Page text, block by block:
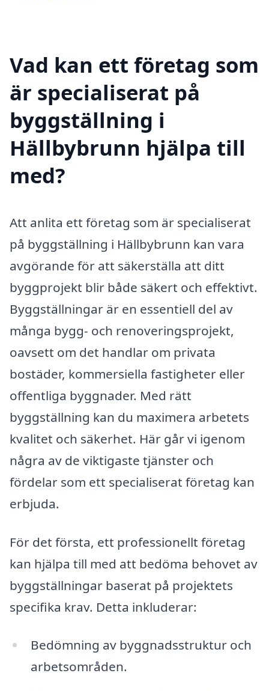
Vad kan ett företag som
är specialiserat på
byggställning i
Hällbybrunn hjälpa till
med?
Att anlita ett företag som är specialiserat
på byggställning i Hällbybrunn kan vara
avgörande för att säkerställa att ditt
byggprojekt blir både säkert och effektivt.
Byggställningar är en essentiell del av
många bygg- och renoveringsprojekt,
oavsett om det handlar om privata
bostäder, kommersiella fastigheter eller
offentliga byggnader. Med rätt
byggställning kan du maximera arbetets
kvalitet och säkerhet. Här går vi igenom
några av de viktigaste tjänster och
fördelar som ett specialiserat företag kan
erbjuda.
För det första, ett professionellt företag
kan hjälpa till med att bedöma behovet av
byggställningar baserat på projektets
specifika krav. Detta inkluderar:
Bedömning av byggnadsstruktur och
arbetsområden.